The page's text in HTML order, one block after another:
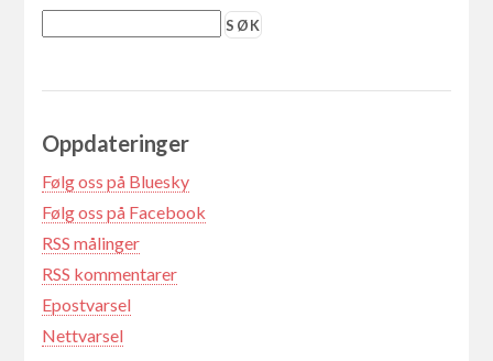
Oppdateringer
Følg oss på Bluesky
Følg oss på Facebook
RSS målinger
RSS kommentarer
Epostvarsel
Nettvarsel